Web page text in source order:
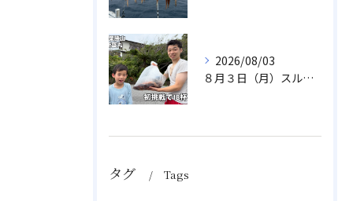
2026/08/03
８月３日（月）スルメイカ
タグ Tags